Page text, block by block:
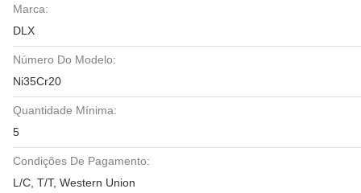
Marca:
DLX
Número Do Modelo:
Ni35Cr20
Quantidade Mínima:
5
Condições De Pagamento:
L/C, T/T, Western Union